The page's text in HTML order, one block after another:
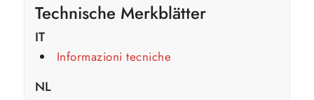
Technische Merkblätter
IT
Informazioni tecniche
NL